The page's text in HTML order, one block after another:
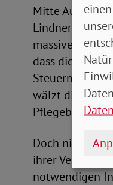
Mitte August
Lindner (FDP)
massive
dass die
Steuermittel
wälzt die
Doch nicht nur
ihrer
notwendigen